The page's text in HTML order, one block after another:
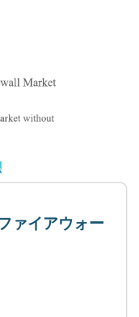
ァイアウォー